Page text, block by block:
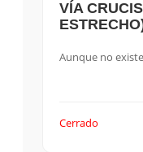
VÍA
Aunque no
Cerrado